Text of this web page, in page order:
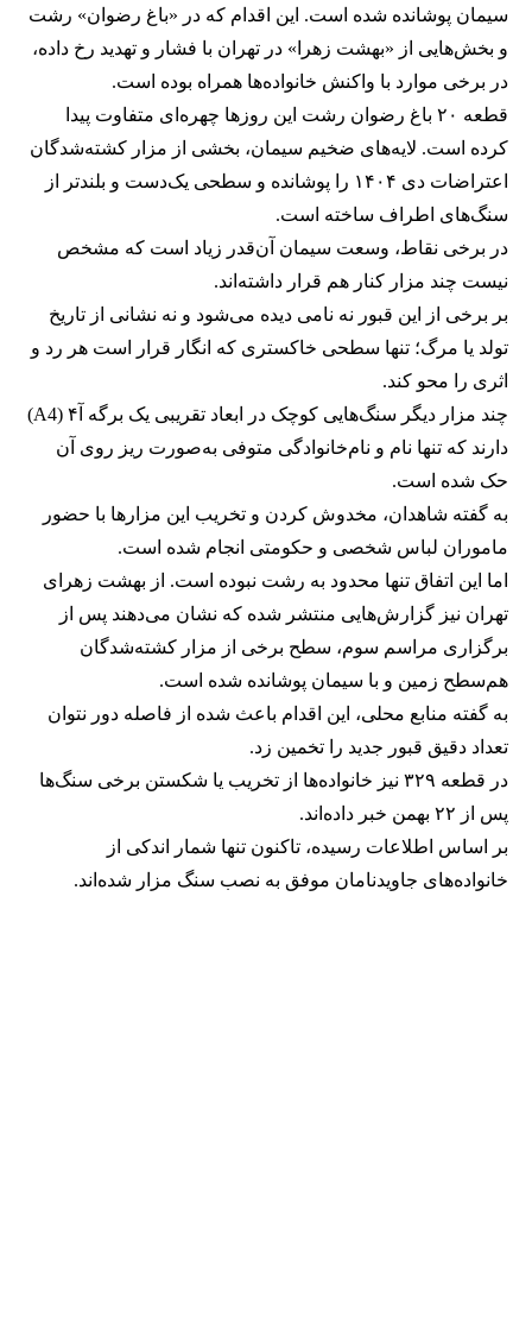
سیمان پوشانده شده است. این اقدام که در «باغ رضوان» رشت
و بخش‌هایی از «بهشت زهرا» در تهران با فشار و تهدید رخ داده،
در برخی موارد با واکنش خانواده‌ها همراه بوده است.
قطعه ۲۰ باغ رضوان رشت این روزها چهره‌ای متفاوت پیدا
کرده است. لایه‌های ضخیم سیمان، بخشی از مزار کشته‌شدگان
اعتراضات دی ۱۴۰۴ را پوشانده و سطحی یک‌دست و بلندتر از
سنگ‌های اطراف ساخته است.
در برخی نقاط، وسعت سیمان آن‌قدر زیاد است که مشخص
نیست چند مزار کنار هم قرار داشته‌اند.
بر برخی از این قبور نه نامی دیده می‌شود و نه نشانی از تاریخ
تولد یا مرگ؛ تنها سطحی خاکستری که انگار قرار است هر رد و
اثری را محو کند.
چند مزار دیگر سنگ‌هایی کوچک در ابعاد تقریبی یک برگه آ۴ (A4)
دارند که تنها نام و نام‌خانوادگی متوفی به‌صورت ریز روی آن
حک شده است.
به گفته شاهدان، مخدوش کردن و تخریب این مزارها با حضور
ماموران لباس شخصی و حکومتی انجام شده است.
اما این اتفاق تنها محدود به رشت نبوده است. از بهشت‌ زهرای
تهران نیز گزارش‌هایی منتشر شده که نشان می‌دهند پس از
برگزاری مراسم سوم، سطح برخی از مزار کشته‌شدگان
هم‌سطح زمین و با سیمان پوشانده شده است.
به گفته منابع محلی، این اقدام باعث شده از فاصله دور نتوان
تعداد دقیق قبور جدید را تخمین زد.
در قطعه ۳۲۹ نیز خانواده‌ها از تخریب یا شکستن برخی سنگ‌ها
پس از ۲۲ بهمن خبر داده‌اند.
بر اساس اطلاعات رسیده، تاکنون تنها شمار اندکی از
خانواده‌های جاویدنامان موفق به نصب سنگ مزار شده‌اند.